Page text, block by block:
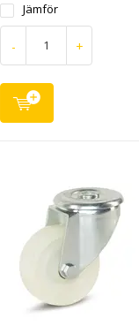
Jämför
- +